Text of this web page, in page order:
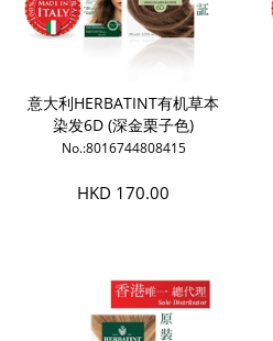
意大利HERBATINT有机草本
染发6D (深金栗子色)
No.:8016744808415
HKD 170.00